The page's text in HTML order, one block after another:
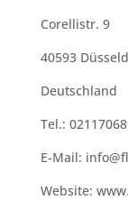
Corellistr. 9
40593
Deutschland
Tel.:
E-Mail:
Website: